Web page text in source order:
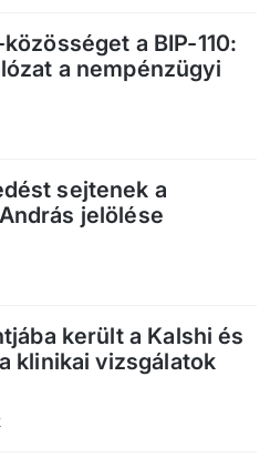
a BIP-110:
a nempénzügyi
sejtenek a
jelölése
került a Kalshi és
klinikai vizsgálatok